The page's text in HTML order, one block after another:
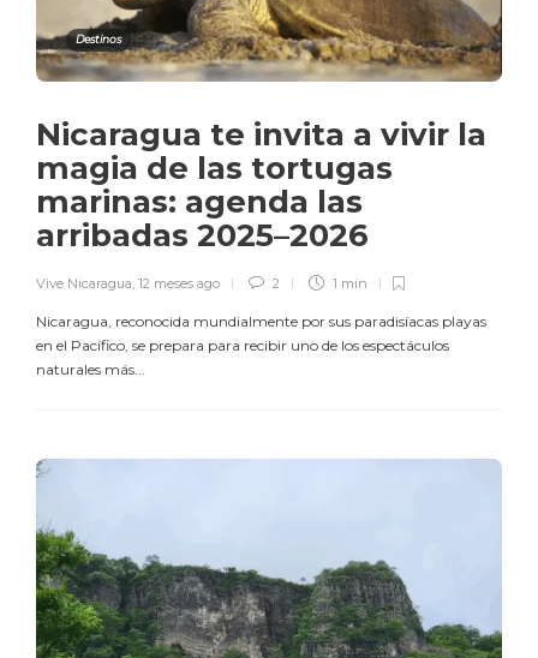
Destinos
Nicaragua te invita a vivir la
magia de las tortugas
marinas: agenda las
arribadas 2025–2026
Vive Nicaragua, 12 meses ago 2 1 min
Nicaragua, reconocida mundialmente por sus paradisíacas playas
en el Pacífico, se prepara para recibir uno de los espectáculos
naturales más...